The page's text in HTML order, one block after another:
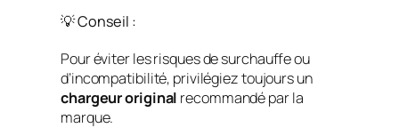
💡 Conseil :
Pour éviter les risques de surchauffe ou
d’incompatibilité, privilégiez toujours un
chargeur original recommandé par la
marque.